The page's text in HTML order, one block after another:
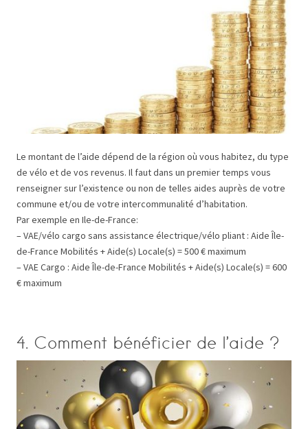
Le montant de l’aide dépend de la région où vous habitez, du type
de vélo et de vos revenus. Il faut dans un premier temps vous
renseigner sur l’existence ou non de telles aides auprès de votre
commune et/ou de votre intercommunalité d’habitation.
Par exemple en Ile-de-France:
– VAE/vélo cargo sans assistance électrique/vélo pliant : Aide Île-
de-France Mobilités + Aide(s) Locale(s) = 500 € maximum
– VAE Cargo : Aide Île-de-France Mobilités + Aide(s) Locale(s) = 600
€ maximum
4. Comment bénéficier de l’aide ?